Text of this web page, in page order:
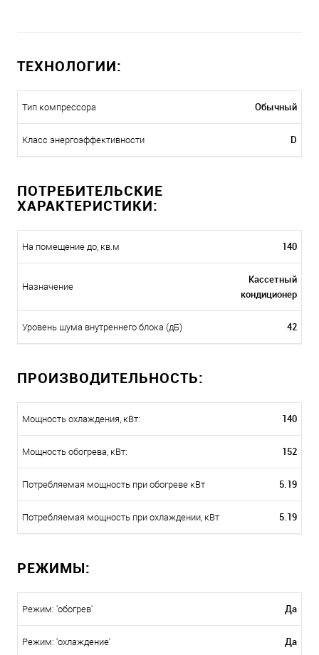
ТЕХНОЛОГИИ:
Тип компрессора Обычный
Класс энергоэффективности D
ПОТРЕБИТЕЛЬСКИЕ
ХАРАКТЕРИСТИКИ:
На помещение до, кв.м 140
Назначение
Кассетный
кондиционер
Уровень шума внутреннего блока (дБ) 42
ПРОИЗВОДИТЕЛЬНОСТЬ:
Мощность охлаждения, кВт: 140
Мощность обогрева, кВт: 152
Потребляемая мощность при обогреве кВт 5.19
Потребляемая мощность при охлаждении, кВт 5.19
РЕЖИМЫ:
Режим: 'обогрев' Да
Режим: 'охлаждение' Да